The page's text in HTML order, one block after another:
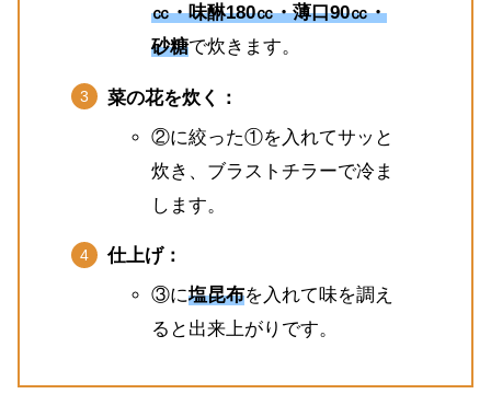
㏄・味醂180㏄・薄口90㏄・
砂糖で炊きます。
菜の花を炊く：
②に絞った①を入れてサッと
炊き、ブラストチラーで冷ま
します。
仕上げ：
③に塩昆布を入れて味を調え
ると出来上がりです。